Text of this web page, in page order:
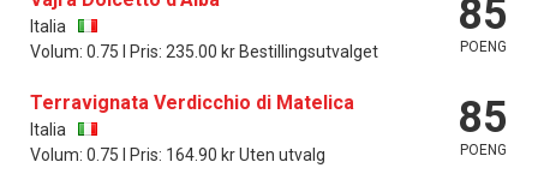
Italia
Volum: 0.75 l Pris: 235.00 kr Bestillingsutvalget
85
POENG
Terravignata Verdicchio di Matelica
Italia
Volum: 0.75 l Pris: 164.90 kr Uten utvalg
85
POENG